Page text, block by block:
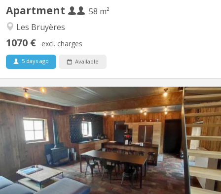
Apartment
58 m²
Les Bruyères
1070 € excl. charges
5 days ago Available
KV 1961
A 10 minutes de LLN, 5 minutes du Domaine du Blé, 10 minutes
de Wavre : Magnifique maison en colocation comprenant 4
chambres, de grands espaces communs dont un salon de jeux,
une buanderie, une cuisine super équipée, un jardin et une très
grande terrasse dans un environnement verdoyant....